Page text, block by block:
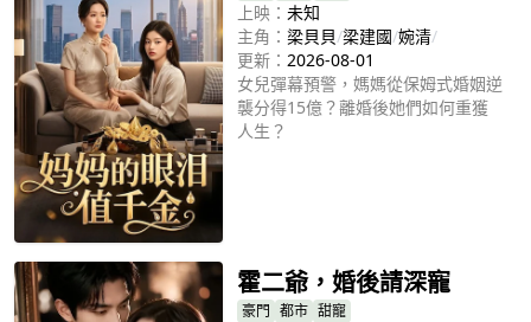
上映： 未知
主角： 梁貝貝/梁建國/婉清/
更新： 2026-08-01
女兒彈幕預警，媽媽從保姆式婚姻逆
襲分得15億？離婚後她們如何重獲
人生？
霍二爺，婚後請深寵
豪門 都市 甜寵